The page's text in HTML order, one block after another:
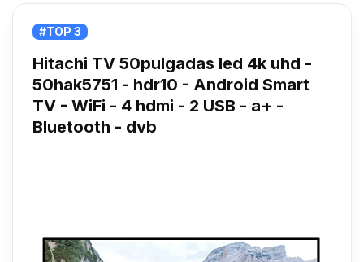
#TOP 3
Hitachi TV 50pulgadas led 4k uhd -
50hak5751 - hdr10 - Android Smart
TV - WiFi - 4 hdmi - 2 USB - a+ -
Bluetooth - dvb